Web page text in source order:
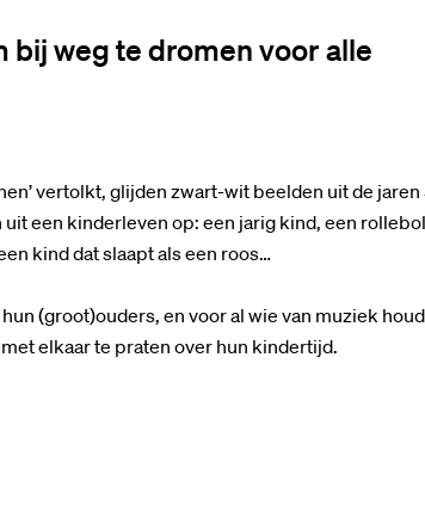
weg te dromen voor alle
vertolkt, glijden zwart-wit beelden uit de jaren
een kinderleven op: een jarig kind, een
kind dat slaapt als een roos…
(groot)ouders, en voor al wie van muziek
elkaar te praten over hun kindertijd.